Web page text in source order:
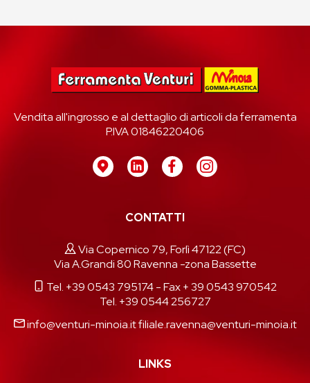
Vendita all'ingrosso e al dettaglio di articoli da ferramenta
P.IVA 01846220406
CONTATTI
Via Copernico 79, Forlì 47122 (FC)
Via A.Grandi 80 Ravenna -zona Bassette
Tel. +39 0543 795174- Fax + 39 0543 970542
Tel. +39 0544 256727
info@venturi-minoia.itfiliale.ravenna@venturi-minoia.it
LINKS